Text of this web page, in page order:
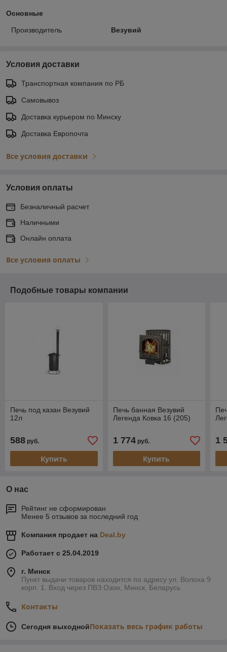
Основные
Производитель Везувий
Условия доставки
Транспортная компания по РБ
Самовывоз
Доставка курьером по Минску
Доставка Европочта
Все условия доставки
Условия оплаты
Безналичный расчет
Наличными
Онлайн оплата
Все условия оплаты
Подобные товары компании
Печь под казан Везувий
12л
588 руб.
Купить
Печь банная Везувий
Легенда Ковка 16 (205)
1 774руб.
Купить
1
О нас
Рейтинг не сформирован
Менее 5 отзывов за последний год
Компания продает на Deal.by
Работает с 25.04.2019
г. Минск
Пункт выдачи товаров находится по адресу ул. Волоха 9
корп. 1. Вход через ПВЗ Озон, Минск, Беларусь
Контакты
Сегодня выходнойПоказать весь график работы